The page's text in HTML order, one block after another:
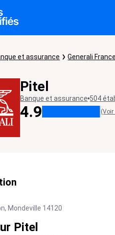
et assurance Generali France
Pitel
Banque et assurance 504
4.9 (Voir
Mondeville 14120
Pitel